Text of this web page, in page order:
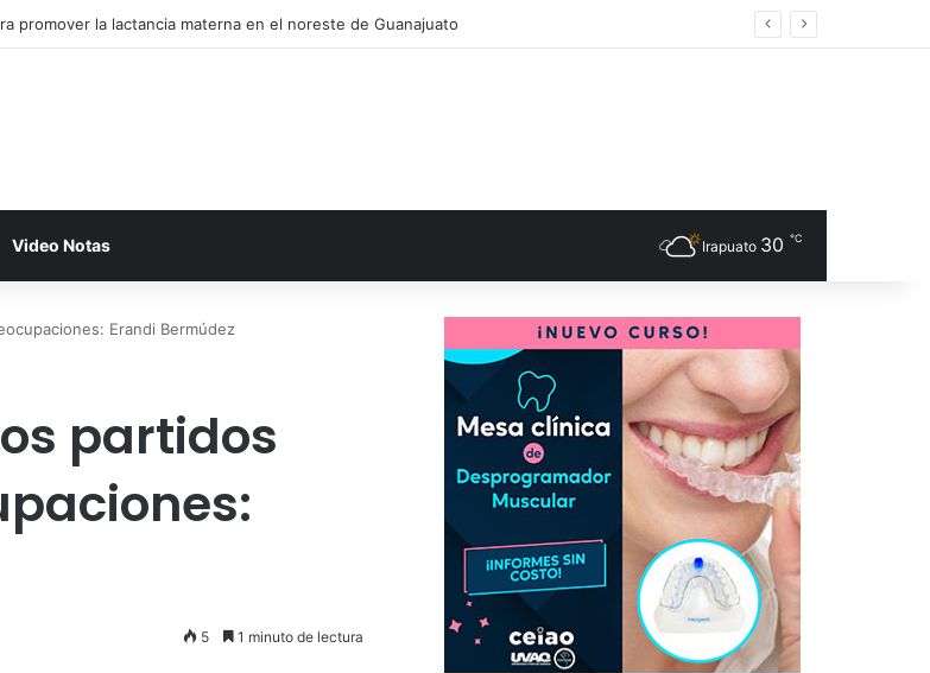
promover la lactancia materna en el noreste de Guanajuato
Video Notas Irapuato 30 ℃
Erandi Bermúdez
partidos
5 1 minuto de lectura